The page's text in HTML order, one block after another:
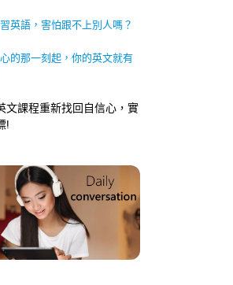
英語，害怕跟不上別人嗎？
的那一刻起，你的英文就有
文課程重新找回自信心，實
!